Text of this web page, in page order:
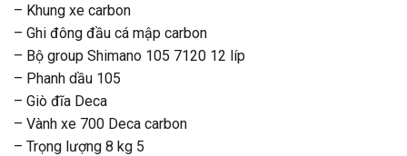
– Khung xe carbon
– Ghi đông đầu cá mập carbon
– Bộ group Shimano 105 7120 12 líp
– Phanh dầu 105
– Giò đĩa Deca
– Vành xe 700 Deca carbon
– Trọng lượng 8 kg 5